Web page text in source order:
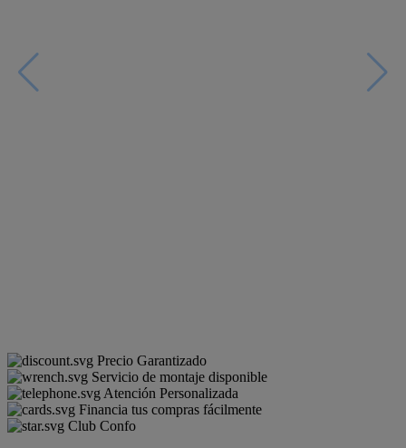
Precio Garantizado
Servicio de montaje disponible
Atención Personalizada
Financia tus compras fácilmente
Club Confo